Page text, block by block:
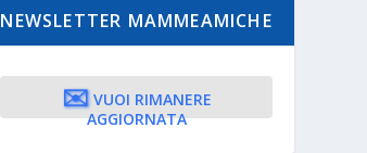
NEWSLETTER MAMMEAMICHE
✉️ VUOI RIMANERE
AGGIORNATA